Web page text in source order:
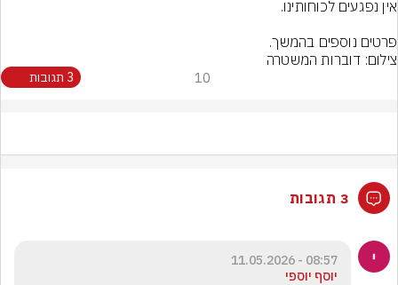
פרטים נוספים בהמשך.
צילום: דוברות המשטרה
10 3 תגובות
3 תגובות
08:57 - 11.05.2026
יוסף יוספי